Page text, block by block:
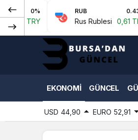
Rus Rublesi 0,61 TRY
EKONOMI GÜNCEL
USD 44,90 EURO 52,91